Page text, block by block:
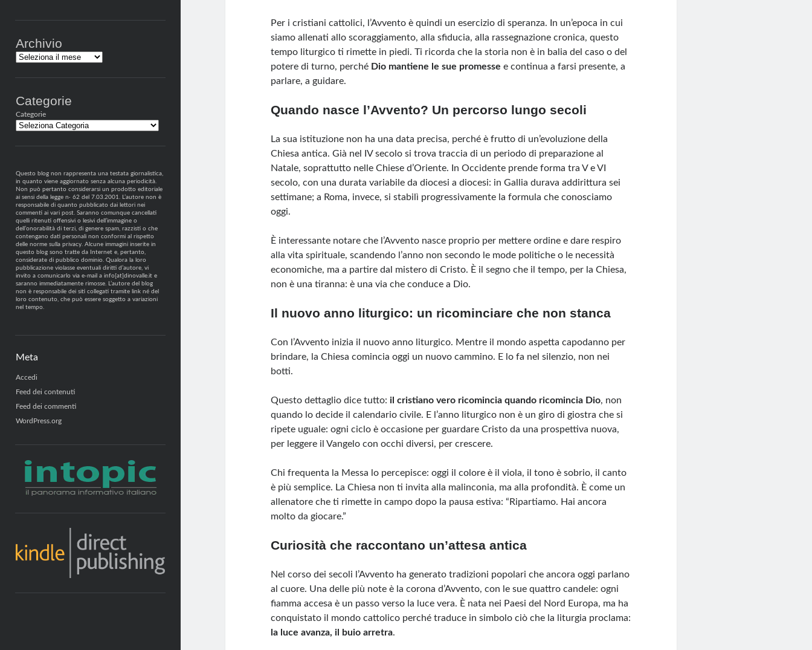
Archivio
Archivi
Categorie
Categorie
Questo blog non rappresenta una testata giornalistica,
in quanto viene aggiornato senza alcuna periodicità.
Non può pertanto considerarsi un prodotto editoriale
ai sensi della legge n· 62 del 7.03.2001. L’autore non è
responsabile di quanto pubblicato dai lettori nei
commenti ai vari post. Saranno comunque cancellati
quelli ritenuti offensivi o lesivi dell’immagine o
dell’onorabilità di terzi, di genere spam, razzisti o che
contengano dati personali non conformi al rispetto
delle norme sulla privacy. Alcune immagini inserite in
questo blog sono tratte da Internet e, pertanto,
considerate di pubblico dominio. Qualora la loro
pubblicazione violasse eventuali diritti d’autore, vi
invito a comunicarlo via e-mail a info[at]dinovalle.it e
saranno immediatamente rimosse. L’autore del blog
non è responsabile dei siti collegati tramite link né del
loro contenuto, che può essere soggetto a variazioni
nel tempo.
Meta
Accedi
Feed dei contenuti
Feed dei commenti
WordPress.org
Per i cristiani cattolici, l’Avvento è quindi un esercizio di speranza. In un’epoca in cui
siamo allenati allo scoraggiamento, alla sfiducia, alla rassegnazione cronica, questo
tempo liturgico ti rimette in piedi. Ti ricorda che la storia non è in balia del caso o del
potere di turno, perché Dio mantiene le sue promesse e continua a farsi presente, a
parlare, a guidare.
Quando nasce l’Avvento? Un percorso lungo secoli
La sua istituzione non ha una data precisa, perché è frutto di un’evoluzione della
Chiesa antica. Già nel IV secolo si trova traccia di un periodo di preparazione al
Natale, soprattutto nelle Chiese d’Oriente. In Occidente prende forma tra V e VI
secolo, con una durata variabile da diocesi a diocesi: in Gallia durava addirittura sei
settimane; a Roma, invece, si stabilì progressivamente la formula che conosciamo
oggi.
È interessante notare che l’Avvento nasce proprio per mettere ordine e dare respiro
alla vita spirituale, scandendo l’anno non secondo le mode politiche o le necessità
economiche, ma a partire dal mistero di Cristo. È il segno che il tempo, per la Chiesa,
non è una tiranna: è una via che conduce a Dio.
Il nuovo anno liturgico: un ricominciare che non stanca
Con l’Avvento inizia il nuovo anno liturgico. Mentre il mondo aspetta capodanno per
brindare, la Chiesa comincia oggi un nuovo cammino. E lo fa nel silenzio, non nei
botti.
Questo dettaglio dice tutto:il cristiano vero ricomincia quando ricomincia Dio, non
quando lo decide il calendario civile. E l’anno liturgico non è un giro di giostra che si
ripete uguale: ogni ciclo è occasione per guardare Cristo da una prospettiva nuova,
per leggere il Vangelo con occhi diversi, per crescere.
Chi frequenta la Messa lo percepisce: oggi il colore è il viola, il tono è sobrio, il canto
è più semplice. La Chiesa non ti invita alla malinconia, ma alla profondità. È come un
allenatore che ti rimette in campo dopo la pausa estiva: “Ripartiamo. Hai ancora
molto da giocare.”
Curiosità che raccontano un’attesa antica
Nel corso dei secoli l’Avvento ha generato tradizioni popolari che ancora oggi parlano
al cuore. Una delle più note è la corona d’Avvento, con le sue quattro candele: ogni
fiamma accesa è un passo verso la luce vera. È nata nei Paesi del Nord Europa, ma ha
conquistato il mondo cattolico perché traduce in simbolo ciò che la liturgia proclama:
la luce avanza, il buio arretra.